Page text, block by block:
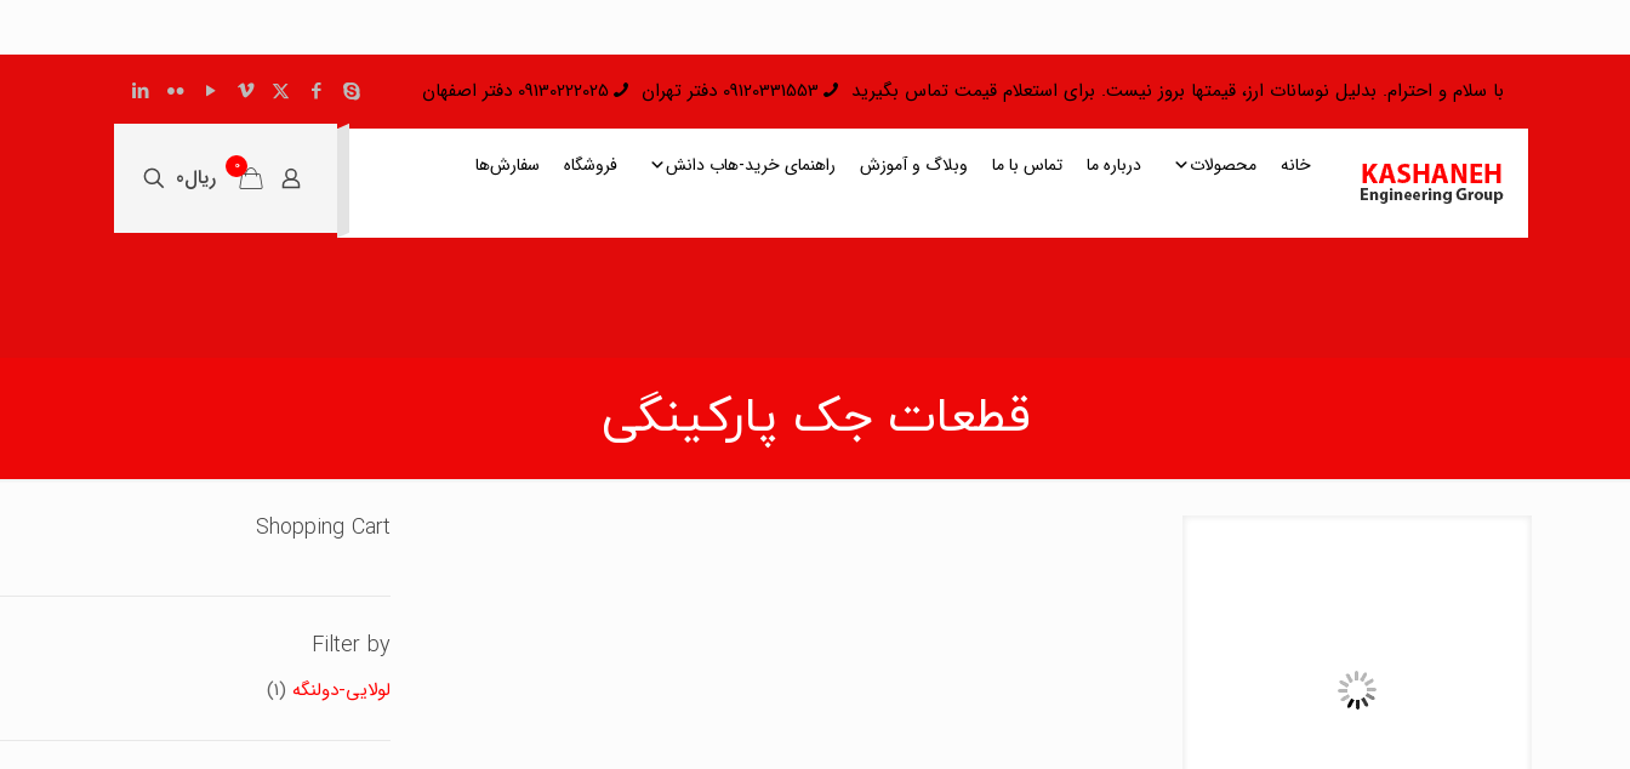
با سلام و احترام. بدلیل نوسانات ارز، قیمتها بروز نیست. برای استعلام قیمت تماس بگیرید 09120331553 دفتر تهران 09130222025 دفتر اصفهان
خانه محصولات درباره ما تماس با ما وبلاگ و آموزش راهنمای خرید-هاب دانش فروشگاه سفارش‌ها 0 ریال0
قطعات جک پارکینگی
Shopping Cart
Filter by
لولایی-دولنگه (1)